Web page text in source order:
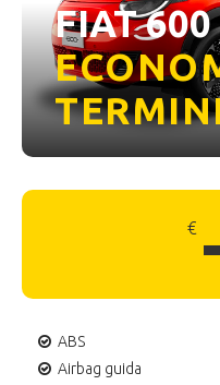
FIAT
€
ABS
Airbag guida